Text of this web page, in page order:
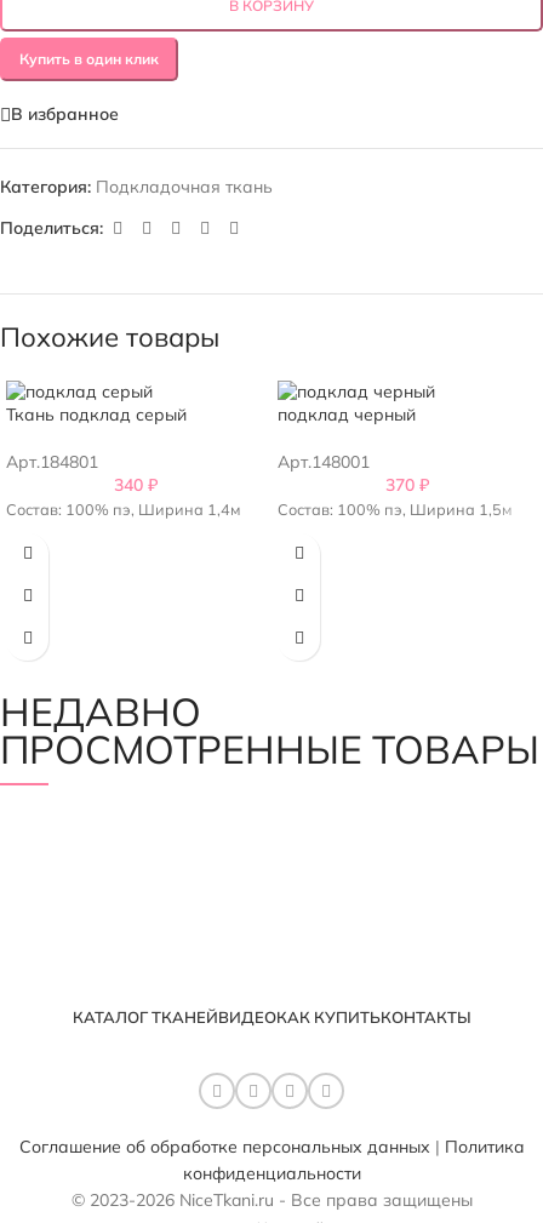
В КОРЗИНУ
Купить в один клик
В избранное
Категория: Подкладочная ткань
Поделиться:
Похожие товары
Ткань подклад серый
Арт.184801
340 ₽
Состав: 100% пэ, Ширина 1,4м
подклад черный
Арт.148001
370 ₽
Состав: 100% пэ, Ширина 1,5м
НЕДАВНО
ПРОСМОТРЕННЫЕ ТОВАРЫ
КАТАЛОГ ТКАНЕЙВИДЕОКАК КУПИТЬКОНТАКТЫ
Соглашение об обработке персональных данных | Политика
конфиденциальности
© 2023-2026 NiceTkani.ru - Все права защищены